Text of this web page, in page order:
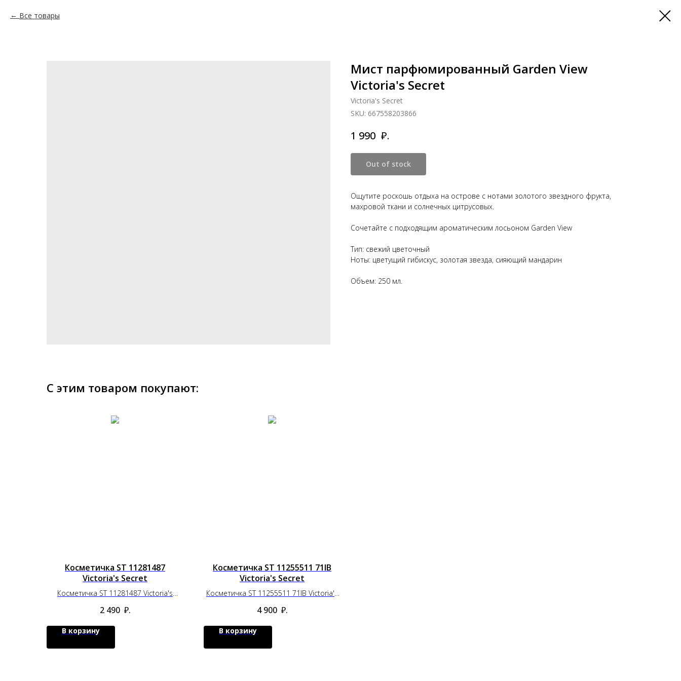
Все товары
Мист парфюмированный Garden View
Victoria's Secret
Victoria's Secret
SKU: 667558203866
1 990 ₽.
Out of stock
Ощутите роскошь отдыха на острове с нотами золотого звездного фрукта,
махровой ткани и солнечных цитрусовых.
Сочетайте с подходящим ароматическим лосьоном Garden View
Тип: свежий цветочный
Ноты: цветущий гибискус, золотая звезда, сияющий мандарин
Объем: 250 мл.
С этим товаром покупают:
Косметичка ST 11281487
Victoria's Secret
Косметичка ST 11281487 Victoria's
2 490 ₽.
В корзину
Косметичка ST 11255511 71IB
Victoria's Secret
Косметичка ST 11255511 71IB Victoria's
4 900 ₽.
В корзину